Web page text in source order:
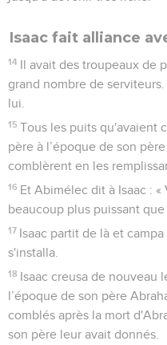
Isaac fait alliance
14 Il avait des troupeaux de
grand nombre de
lui.
15 Tous les puits qu'avaient
père à l’époque de son
comblèrent en les
16 Et Abimélec dit à Isaac : «
beaucoup plus puissant que
17 Isaac partit de là et
s'installa.
18 Isaac creusa de nouveau
l’époque de son père
comblés après la mort
son père leur avait donnés.